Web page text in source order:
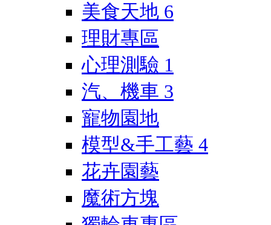
美食天地 6
理財專區
心理測驗 1
汽、機車 3
寵物園地
模型&手工藝 4
花卉園藝
魔術方塊